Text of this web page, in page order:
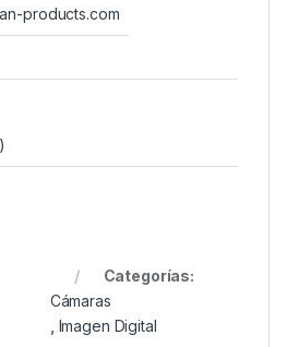
products.com
Categorías:
Cámaras
Imagen Digital